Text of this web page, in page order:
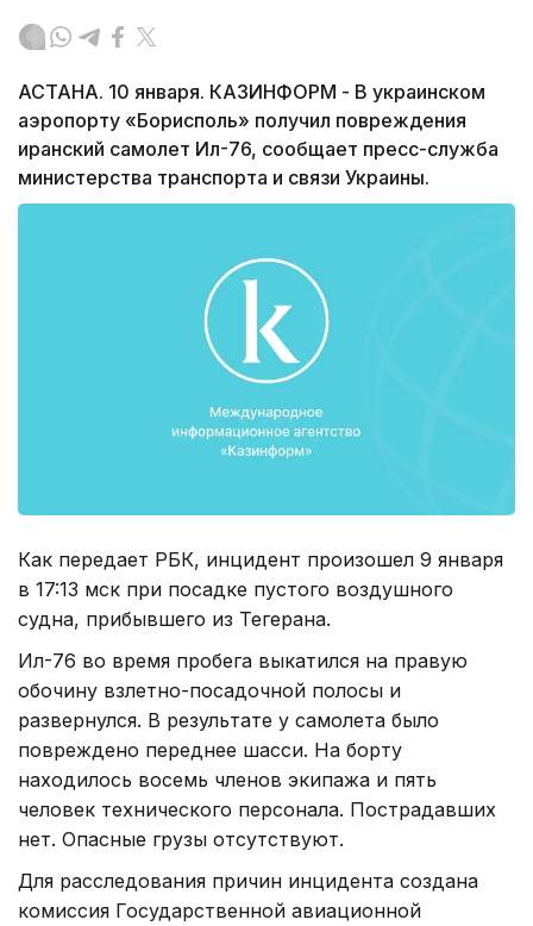
АСТАНА. 10 января. КАЗИНФОРМ - В украинском
аэропорту «Борисполь» получил повреждения
иранский самолет Ил-76, сообщает пресс-служба
министерства транспорта и связи Украины.
Как передает РБК, инцидент произошел 9 января
в 17:13 мск при посадке пустого воздушного
судна, прибывшего из Тегерана.
Ил-76 во время пробега выкатился на правую
обочину взлетно-посадочной полосы и
развернулся. В результате у самолета было
повреждено переднее шасси. На борту
находилось восемь членов экипажа и пять
человек технического персонала. Пострадавших
нет. Опасные грузы отсутствуют.
Для расследования причин инцидента создана
комиссия Государственной авиационной